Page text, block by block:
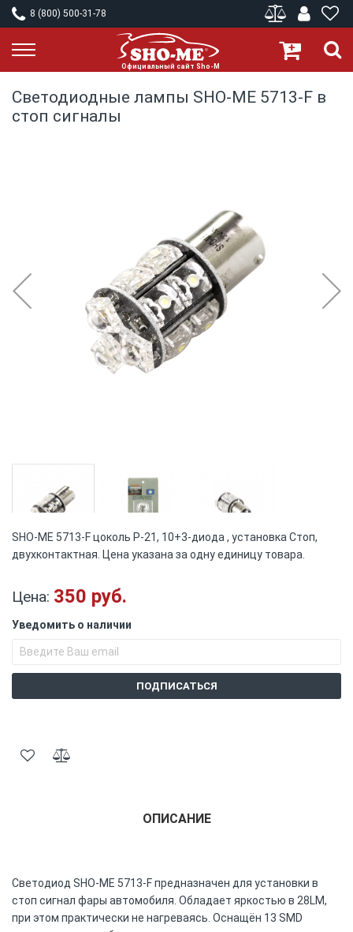
8 (800) 500-31-78
Светодиодные лампы SHO-ME 5713-F в
стоп сигналы
to
the
of
the
images
SHO-ME 5713-F цоколь Р-21, 10+3-диода , установка Стоп,
двухконтактная. Цена указана за одну единицу товара.
Цена: 350 руб.
Уведомить о наличии
ПОДПИСАТЬСЯ
ОПИСАНИЕ
Светодиод SHO-ME 5713-F предназначен для установки в
стоп сигнал фары автомобиля. Обладает яркостью в 28LM,
при этом практически не нагреваясь. Оснащён 13 SMD